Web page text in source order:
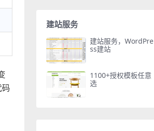
建站服务
建站服务，WordPre
ss建站
1100+授权模板任意
选